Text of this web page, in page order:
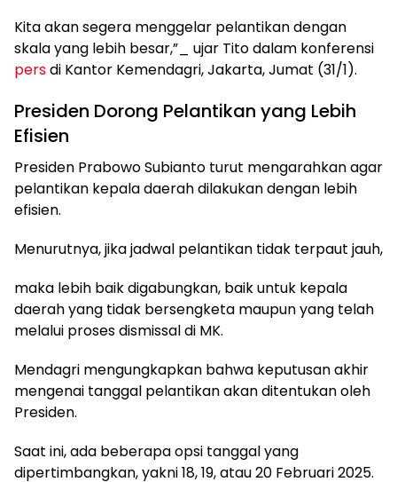
Kita akan segera menggelar pelantikan dengan
skala yang lebih besar,”_ ujar Tito dalam konferensi
persdi Kantor Kemendagri, Jakarta, Jumat (31/1).
Presiden Dorong Pelantikan yang Lebih
Efisien
Presiden Prabowo Subianto turut mengarahkan agar
pelantikan kepala daerah dilakukan dengan lebih
efisien.
Menurutnya, jika jadwal pelantikan tidak terpaut jauh,
maka lebih baik digabungkan, baik untuk kepala
daerah yang tidak bersengketa maupun yang telah
melalui proses dismissal di MK.
Mendagri mengungkapkan bahwa keputusan akhir
mengenai tanggal pelantikan akan ditentukan oleh
Presiden.
Saat ini, ada beberapa opsi tanggal yang
dipertimbangkan, yakni 18, 19, atau 20 Februari 2025.